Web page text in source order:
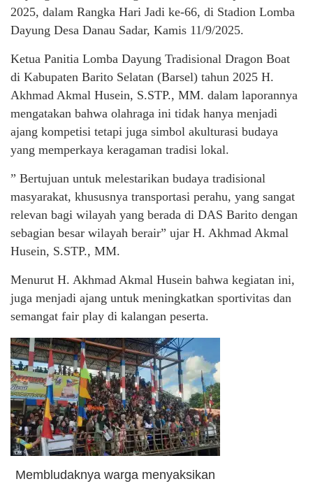
2025, dalam Rangka Hari Jadi ke-66, di Stadion Lomba
Dayung Desa Danau Sadar, Kamis 11/9/2025.
Ketua Panitia Lomba Dayung Tradisional Dragon Boat
di Kabupaten Barito Selatan (Barsel) tahun 2025 H.
Akhmad Akmal Husein, S.STP., MM. dalam laporannya
mengatakan bahwa olahraga ini tidak hanya menjadi
ajang kompetisi tetapi juga simbol akulturasi budaya
yang memperkaya keragaman tradisi lokal.
” Bertujuan untuk melestarikan budaya tradisional
masyarakat, khususnya transportasi perahu, yang sangat
relevan bagi wilayah yang berada di DAS Barito dengan
sebagian besar wilayah berair” ujar H. Akhmad Akmal
Husein, S.STP., MM.
Menurut H. Akhmad Akmal Husein bahwa kegiatan ini,
juga menjadi ajang untuk meningkatkan sportivitas dan
semangat fair play di kalangan peserta.
Membludaknya warga menyaksikan